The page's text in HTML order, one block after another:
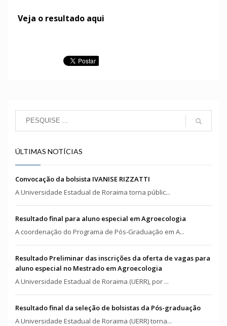
Veja o resultado aqui
ÚLTIMAS NOTÍCIAS
Convocação da bolsista IVANISE RIZZATTI
A Universidade Estadual de Roraima torna públic...
Resultado final para aluno especial em Agroecologia
A coordenação do Programa de Pós-Graduação em A...
Resultado Preliminar das inscrições da oferta de vagas para
aluno especial no Mestrado em Agroecologia
A Universidade Estadual de Roraima (UERR), por ...
Resultado final da seleção de bolsistas da Pós-graduação
A Universidade Estadual de Roraima (UERR) torna...